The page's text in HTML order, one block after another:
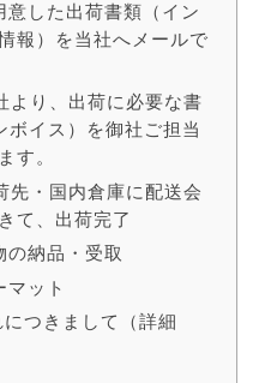
した出荷書類（イン
報）を当社へメールで
り、出荷に必要な書
イス）を御社ご担当
す。
・国内倉庫に配送会
て、出荷完了
納品・受取
マット
つきまして（詳細